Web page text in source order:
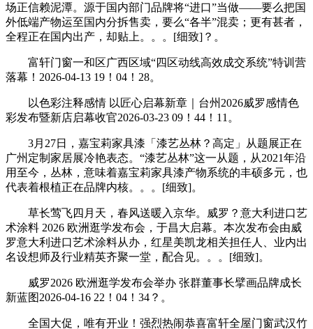
场正信赖泥潭。源于国内部门品牌将“进口”当做——要么把国
外低端产物运至国内分拆售卖，要么“各半”混卖；更有甚者，
全程正在国内出产，却贴上。。。[细致]？。
富轩门窗一和区广西区域“四区动线高效成交系统”特训营
落幕！2026-04-13 19！04！28。
以色彩注释感情 以匠心启幕新章｜台州2026威罗感情色
彩发布暨新店启幕收官2026-03-23 09！44！11。
3月27日，嘉宝莉家具漆「漆艺丛林？高定」从题展正在
广州定制家居展冷艳表态。“漆艺丛林”这一从题，从2021年沿
用至今，丛林，意味着嘉宝莉家具漆产物系统的丰硕多元，也
代表着根植正在品牌内核。。。[细致]。
草长莺飞四月天，春风送暖入京华。威罗？意大利进口艺
术涂料 2026 欧洲逛学发布会，于昌大启幕。本次发布会由威
罗意大利进口艺术涂料从办，红星美凯龙相关担任人、业内出
名设想师及行业精英齐聚一堂，配合见。。。[细致]。
威罗2026 欧洲逛学发布会举办 张群董事长擘画品牌成长
新蓝图2026-04-16 22！04！34？。
全国大促，唯有开业！强烈热闹恭喜富轩全屋门窗武汉竹